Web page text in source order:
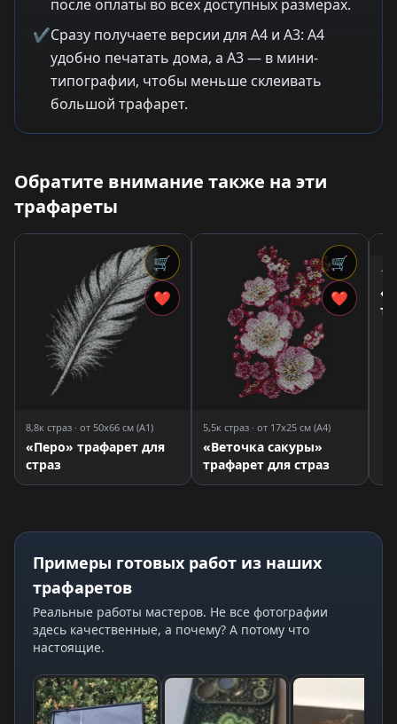
после оплаты во всех доступных размерах.
✔Сразу получаете версии для A4 и A3: A4
удобно печатать дома, а A3 — в мини-
типографии, чтобы меньше склеивать
большой трафарет.
Обратите внимание также на эти
трафареты
🛒
❤
8,8к страз · от 50x66 см (A1)
«Перо» трафарет для
страз
🛒
❤
5,5к страз · от 17x25 см (A4)
«Веточка сакуры»
трафарет для страз
Примеры готовых работ из наших
трафаретов
Реальные работы мастеров. Не все фотографии
здесь качественные, а почему? А потому что
настоящие.